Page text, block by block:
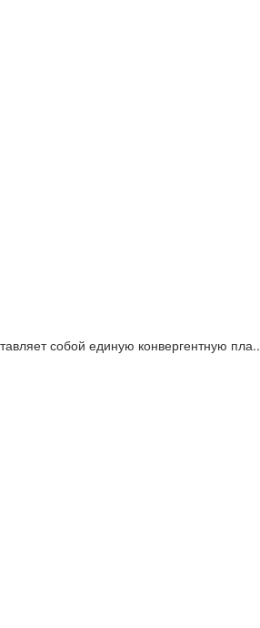
собой единую конвергентную пла..